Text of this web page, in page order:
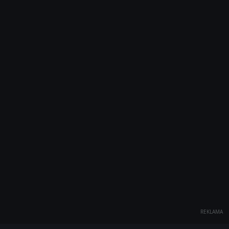
REKLAMA